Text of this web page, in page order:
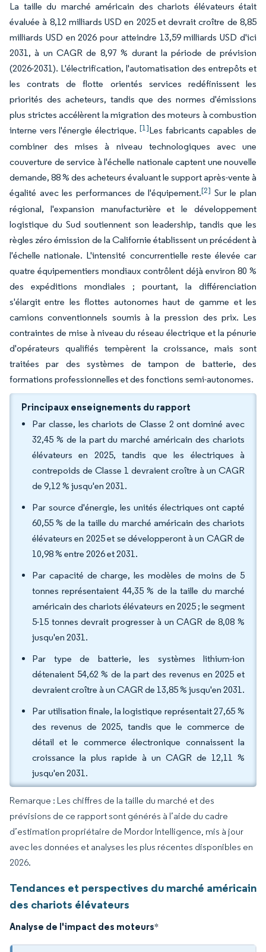
La taille du marché américain des chariots élévateurs était
évaluée à 8,12 milliards USD en 2025 et devrait croître de 8,85
milliards USD en 2026 pour atteindre 13,59 milliards USD d'ici
2031, à un CAGR de 8,97 % durant la période de prévision
(2026-2031). L'électrification, l'automatisation des entrepôts et
les contrats de flotte orientés services redéfinissent les
priorités des acheteurs, tandis que des normes d'émissions
plus strictes accélèrent la migration des moteurs à combustion
interne vers l'énergie électrique. [1]Les fabricants capables de
combiner des mises à niveau technologiques avec une
couverture de service à l'échelle nationale captent une nouvelle
demande, 88 % des acheteurs évaluant le support après-vente à
égalité avec les performances de l'équipement.[2] Sur le plan
régional, l'expansion manufacturière et le développement
logistique du Sud soutiennent son leadership, tandis que les
règles zéro émission de la Californie établissent un précédent à
l'échelle nationale. L'intensité concurrentielle reste élevée car
quatre équipementiers mondiaux contrôlent déjà environ 80 %
des expéditions mondiales ; pourtant, la différenciation
s'élargit entre les flottes autonomes haut de gamme et les
camions conventionnels soumis à la pression des prix. Les
contraintes de mise à niveau du réseau électrique et la pénurie
d'opérateurs qualifiés tempèrent la croissance, mais sont
traitées par des systèmes de tampon de batterie, des
formations professionnelles et des fonctions semi-autonomes.
Principaux enseignements du rapport
Par classe, les chariots de Classe 2 ont dominé avec
32,45 % de la part du marché américain des chariots
élévateurs en 2025, tandis que les électriques à
contrepoids de Classe 1 devraient croître à un CAGR
de 9,12 % jusqu'en 2031.
Par source d'énergie, les unités électriques ont capté
60,55 % de la taille du marché américain des chariots
élévateurs en 2025 et se développeront à un CAGR de
10,98 % entre 2026 et 2031.
Par capacité de charge, les modèles de moins de 5
tonnes représentaient 44,35 % de la taille du marché
américain des chariots élévateurs en 2025 ; le segment
5-15 tonnes devrait progresser à un CAGR de 8,08 %
jusqu'en 2031.
Par type de batterie, les systèmes lithium-ion
détenaient 54,62 % de la part des revenus en 2025 et
devraient croître à un CAGR de 13,85 % jusqu'en 2031.
Par utilisation finale, la logistique représentait 27,65 %
des revenus de 2025, tandis que le commerce de
détail et le commerce électronique connaissent la
croissance la plus rapide à un CAGR de 12,11 %
jusqu'en 2031.
Remarque : Les chiffres de la taille du marché et des
prévisions de ce rapport sont générés à l’aide du cadre
d’estimation propriétaire de Mordor Intelligence, mis à jour
avec les données et analyses les plus récentes disponibles en
2026.
Tendances et perspectives du marché américain
des chariots élévateurs
Analyse de l'impact des moteurs*